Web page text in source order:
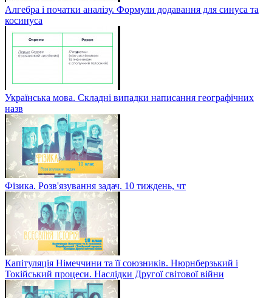
Алгебра і початки аналізу. Формули додавання для синуса та
косинуса
Українська мова. Складні випадки написання географічних
назв
Фізика. Розв'язування задач. 10 тиждень, чт
Капітуляція Німеччини та її союзників. Нюрнберзький і
Токійський процеси. Наслідки Другої світової війни